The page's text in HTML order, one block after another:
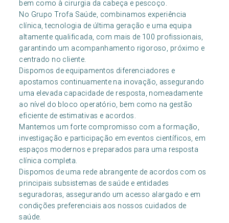
bem como à cirurgia da cabeça e pescoço.
No Grupo Trofa Saúde, combinamos experiência
clínica, tecnologia de última geração e uma equipa
altamente qualificada, com mais de 100 profissionais,
garantindo um acompanhamento rigoroso, próximo e
centrado no cliente.
Dispomos de equipamentos diferenciadores e
apostamos continuamente na inovação, assegurando
uma elevada capacidade de resposta, nomeadamente
ao nível do bloco operatório, bem como na gestão
eficiente de estimativas e acordos.
Mantemos um forte compromisso com a formação,
investigação e participação em eventos científicos, em
espaços modernos e preparados para uma resposta
clínica completa.
Dispomos de uma rede abrangente de acordos com os
principais subsistemas de saúde e entidades
seguradoras, assegurando um acesso alargado e em
condições preferenciais aos nossos cuidados de
saúde.